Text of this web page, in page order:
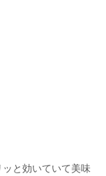
と効いていて美味